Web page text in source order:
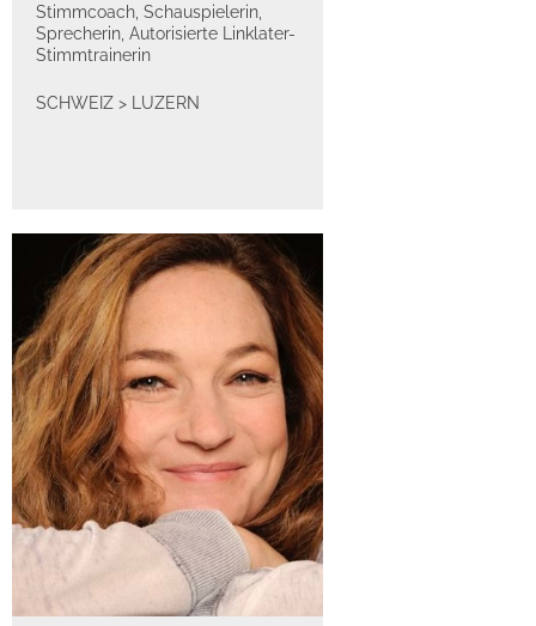
Stimmcoach, Schauspielerin,
Sprecherin, Autorisierte Linklater-
Stimmtrainerin
SCHWEIZ > LUZERN